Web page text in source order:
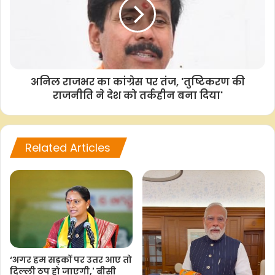
अनिल राजभर का कांग्रेस पर तंज, 'तुष्टिकरण की
राजनीति ने देश को तर्कहीन बना दिया'
Related Articles
‘अगर हम सड़कों पर उतर आए तो
दिल्ली ठप हो जाएगी,' बीसी